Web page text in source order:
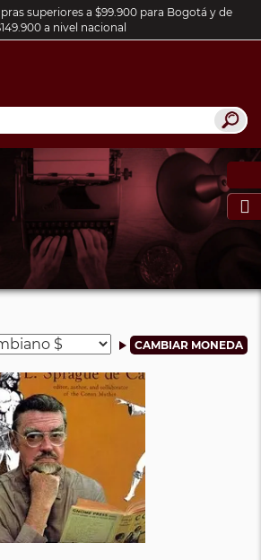
superiores a $99.900 para Bogotá y de
a nivel nacional
